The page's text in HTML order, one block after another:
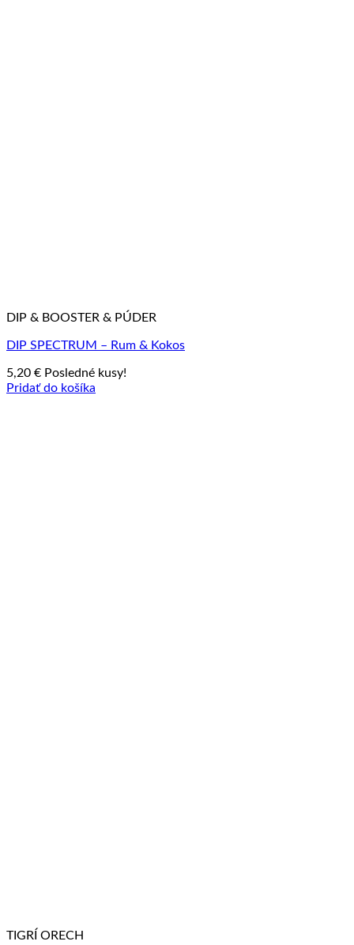
DIP & BOOSTER & PÚDER
DIP SPECTRUM – Rum & Kokos
5,20 € Posledné kusy!
Pridať do košíka
TIGRÍ ORECH